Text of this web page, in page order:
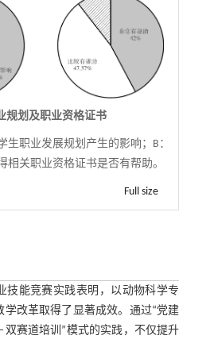
规划及职业资格证书
生职业发展规划产生的影响；B：
相关职业资格证书是否有帮助。
Full size
技能竞赛实践表明，以动物科学专
学改革取得了显著成效。通过“党建
双赛道培训”模式的实践，不仅提升